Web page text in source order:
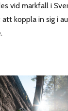
vid markfall i
koppla in sig i